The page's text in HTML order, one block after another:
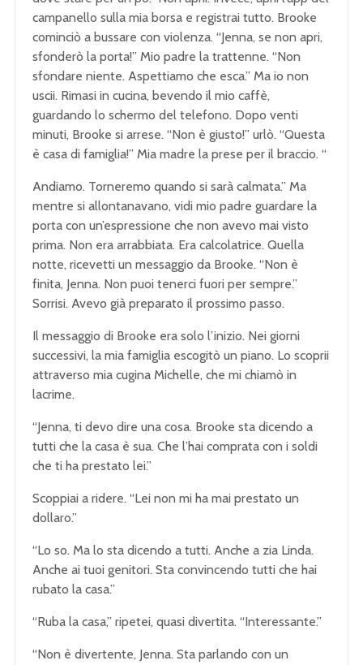
campanello sulla mia borsa e registrai tutto. Brooke
cominciò a bussare con violenza. “Jenna, se non apri,
sfonderò la porta!” Mio padre la trattenne. “Non
sfondare niente. Aspettiamo che esca.” Ma io non
uscii. Rimasi in cucina, bevendo il mio caffè,
guardando lo schermo del telefono. Dopo venti
minuti, Brooke si arrese. “Non è giusto!” urlò. “Questa
è casa di famiglia!” Mia madre la prese per il braccio. “
Andiamo. Torneremo quando si sarà calmata.” Ma
mentre si allontanavano, vidi mio padre guardare la
porta con un’espressione che non avevo mai visto
prima. Non era arrabbiata. Era calcolatrice. Quella
notte, ricevetti un messaggio da Brooke. “Non è
finita, Jenna. Non puoi tenerci fuori per sempre.”
Sorrisi. Avevo già preparato il prossimo passo.
Il messaggio di Brooke era solo l’inizio. Nei giorni
successivi, la mia famiglia escogitò un piano. Lo scoprii
attraverso mia cugina Michelle, che mi chiamò in
lacrime.
“Jenna, ti devo dire una cosa. Brooke sta dicendo a
tutti che la casa è sua. Che l’hai comprata con i soldi
che ti ha prestato lei.”
Scoppiai a ridere. “Lei non mi ha mai prestato un
dollaro.”
“Lo so. Ma lo sta dicendo a tutti. Anche a zia Linda.
Anche ai tuoi genitori. Sta convincendo tutti che hai
rubato la casa.”
“Ruba la casa,” ripetei, quasi divertita. “Interessante.”
“Non è divertente, Jenna. Sta parlando con un